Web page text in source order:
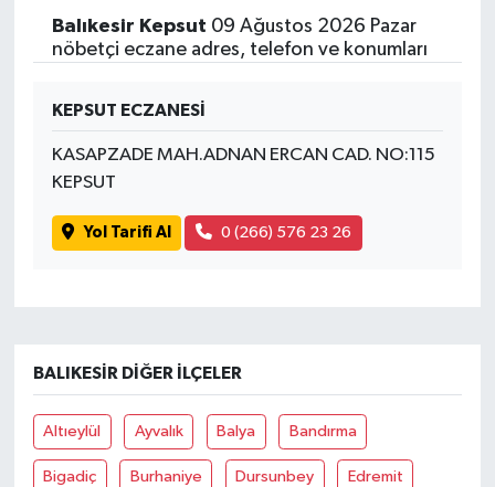
Balıkesir Kepsut 09 Ağustos 2026 Pazar
nöbetçi eczane adres, telefon ve konumları
KEPSUT ECZANESİ
KASAPZADE MAH.ADNAN ERCAN CAD. NO:115
KEPSUT
Yol Tarifi Al 0 (266) 576 23 26
BALIKESIR DIĞER İLÇELER
Altıeylül Ayvalık Balya Bandırma
Bigadiç Burhaniye Dursunbey Edremit